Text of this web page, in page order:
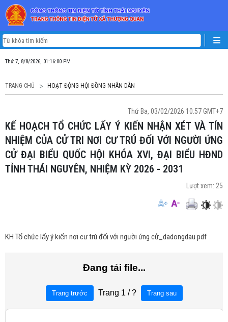
Thứ 7, 8/8/2026, 01:16:00 PM
TRANG CHỦ HOẠT ĐỘNG HỘI ĐỒNG NHÂN DÂN
Thứ Ba, 03/02/2026 10:57 GMT+7
KẾ HOẠCH TỔ CHỨC LẤY Ý KIẾN NHẬN XÉT VÀ TÍN
NHIỆM CỦA CỬ TRI NƠI CƯ TRÚ ĐỐI VỚI NGƯỜI ỨNG
CỬ ĐẠI BIỂU QUỐC HỘI KHÓA XVI, ĐẠI BIỂU HĐND
TỈNH THÁI NGUYÊN, NHIỆM KỲ 2026 - 2031
Lượt xem: 25
KH Tổ chức lấy ý kiến nơi cư trú đối với người ứng cử_dadongdau.pdf